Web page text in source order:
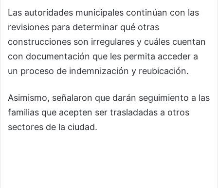
Las autoridades municipales continúan con las
revisiones para determinar qué otras
construcciones son irregulares y cuáles cuentan
con documentación que les permita acceder a
un proceso de indemnización y reubicación.
Asimismo, señalaron que darán seguimiento a las
familias que acepten ser trasladadas a otros
sectores de la ciudad.